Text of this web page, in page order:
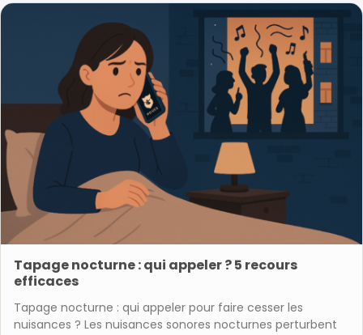
Tapage nocturne : qui appeler ? 5 recours
efficaces
Tapage nocturne : qui appeler pour faire cesser les
nuisances ? Les nuisances sonores nocturnes perturbent